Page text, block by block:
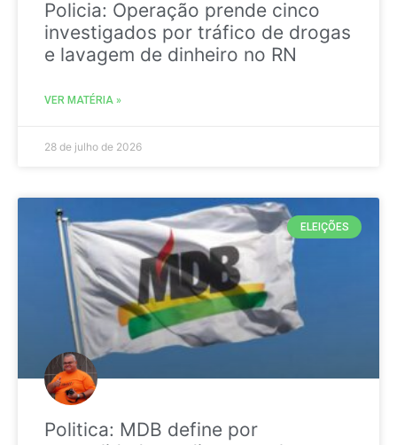
Policia: Operação prende cinco
investigados por tráfico de drogas
e lavagem de dinheiro no RN
VER MATÉRIA »
28 de julho de 2026
ELEIÇÕES
Politica: MDB define por